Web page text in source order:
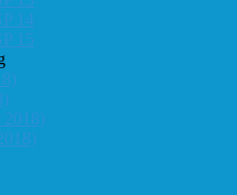
14
15
2018)